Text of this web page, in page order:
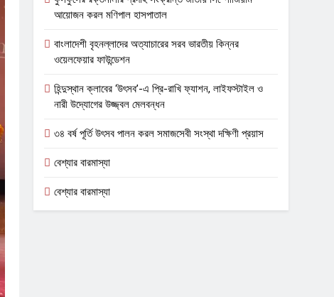
আয়োজন করল মণিপাল হাসপাতাল
বাংলাদেশী বৃহনল্লাদের অত্যাচারের সরব ভারতীয় কিন্নর
ওয়েলফেয়ার ফাউন্ডেশন
হিন্দুস্থান ক্লাবের ‘উৎসব’-এ প্রি-রাখি ফ্যাশন, লাইফস্টাইল ও
নারী উদ্যোগের উজ্জ্বল মেলবন্ধন
৩৪ বর্ষ পূর্তি উৎসব পালন করল সমাজসেবী সংস্থা দক্ষিণী প্রয়াস
বেশ্যার বারমাস্যা
বেশ্যার বারমাস্যা